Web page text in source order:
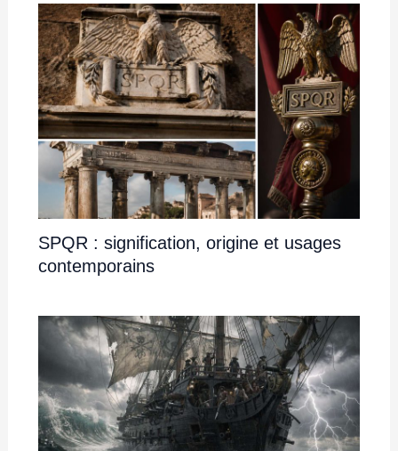
SPQR : signification, origine et usages
contemporains